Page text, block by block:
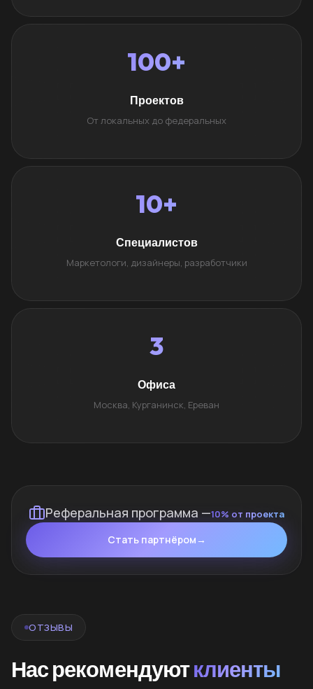
100+
Проектов
От локальных до федеральных
10+
Специалистов
Маркетологи, дизайнеры, разработчики
3
Офиса
Москва, Курганинск, Ереван
Реферальная программа —10% от проекта
Стать партнёром →
ОТЗЫВЫ
Нас рекомендуютклиенты